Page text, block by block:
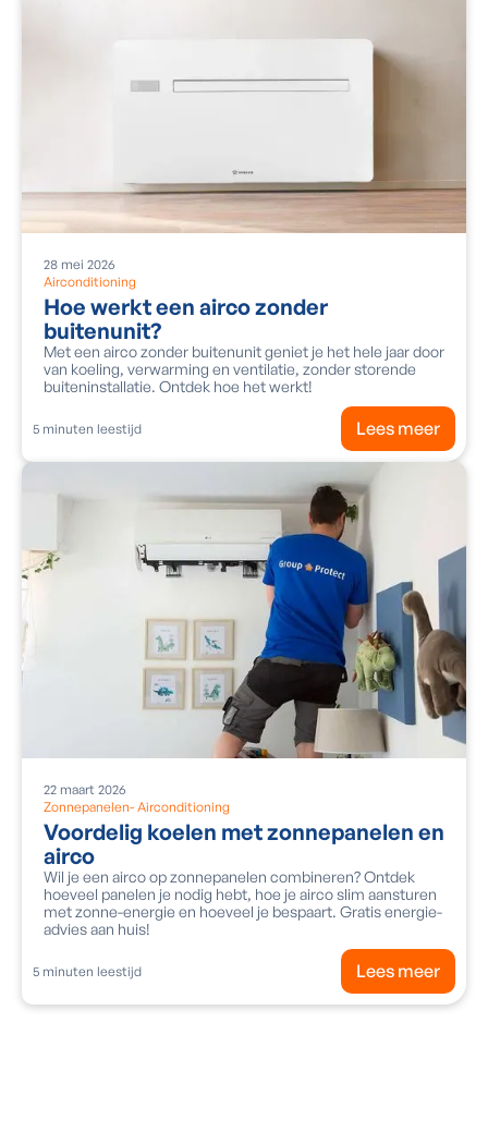
Airconditioning
28 mei 2026
Hoe werkt een airco zonder
buitenunit?
Met een airco zonder buitenunit geniet je het hele jaar door
van koeling, verwarming en ventilatie, zonder storende
buiteninstallatie. Ontdek hoe het werkt!
5 minuten leestijd Lees meer
Zonnepanelen- Airconditioning
22 maart 2026
Voordelig koelen met zonnepanelen en
airco
Wil je een airco op zonnepanelen combineren? Ontdek
hoeveel panelen je nodig hebt, hoe je airco slim aansturen
met zonne-energie en hoeveel je bespaart. Gratis energie-
advies aan huis!
5 minuten leestijd Lees meer